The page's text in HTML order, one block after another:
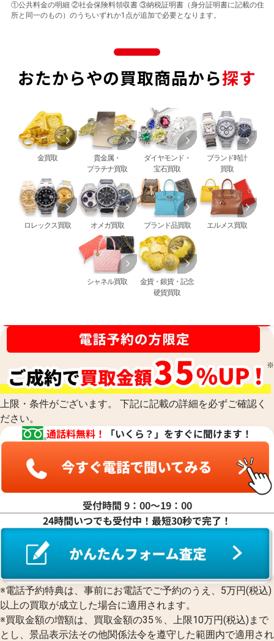
①公共料金の明細 ②社会保険料領収書 ③納税証明書（身分証明書に記載の住
所と同一のもの）のうちいずれか1点が追加で必要となります。
おたからやの買取商品から探す
金買取
貴金属・
プラチナ買取
ダイヤモンド・
宝石買取
ブランド時計
買取
ロレックス買取 オメガ買取 ブランド品買取 エルメス買取
シャネル買取
金貨・銀貨・記念
硬貨買取
上限・条件がございます。 下記に記載の詳細を必ずご確認く
ださい。
通話料無料！ 「いくら？」をすぐに聞けます！
受付時間 9：00〜19：00
24時間いつでも受付中！最短30秒で完了！
※電話予約特典は、事前にお電話でご予約のうえ、5万円(税込)
以上の買取が成立した場合に適用されます。
※買取金額の増額は、買取金額の35％、上限10万円(税込)まで
とし、景品表示法その他関係法令を遵守した範囲内で適用され